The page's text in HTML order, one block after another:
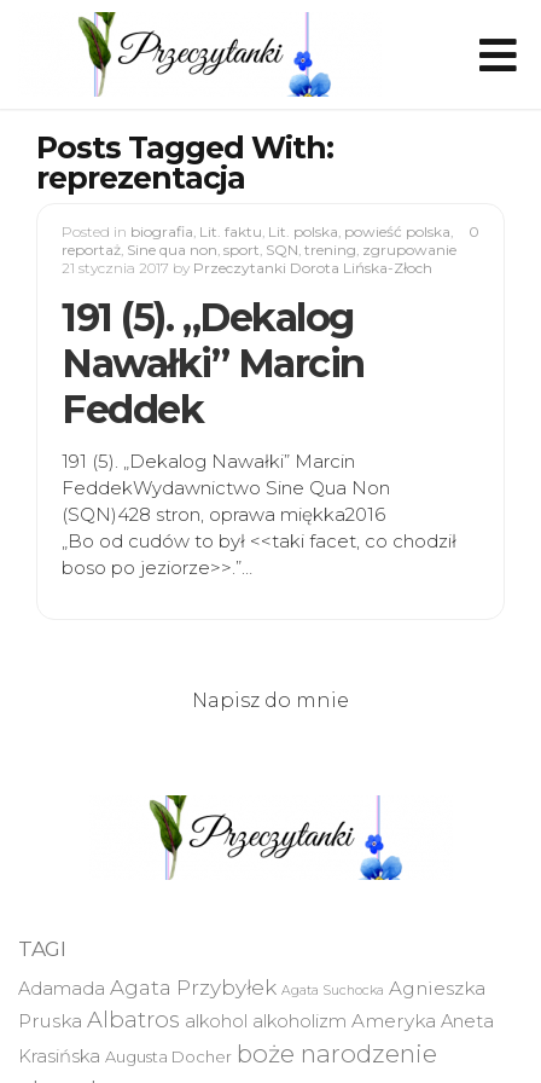
Posts Tagged With:
reprezentacja
0
Posted in biografia, Lit. faktu, Lit. polska, powieść polska,
reportaż, Sine qua non, sport, SQN, trening, zgrupowanie
21 stycznia 2017 by Przeczytanki Dorota Lińska-Złoch
191 (5). „Dekalog
Nawałki” Marcin
Feddek
191 (5). „Dekalog Nawałki” Marcin
FeddekWydawnictwo Sine Qua Non
(SQN)428 stron, oprawa miękka2016
„Bo od cudów to był <<taki facet, co chodził
boso po jeziorze>>.”…
Napisz do mnie
TAGI
Adamada Agata Przybyłek Agata Suchocka Agnieszka
Pruska Albatros alkohol alkoholizm Ameryka Aneta
Krasińska Augusta Docher boże narodzenie